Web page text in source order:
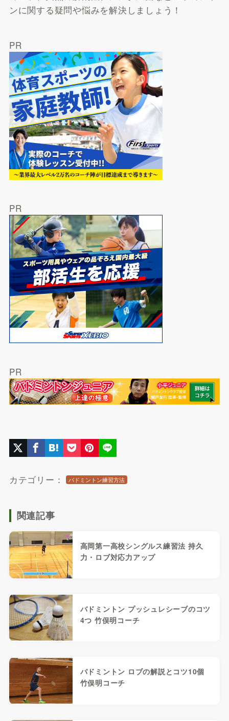
ンに関する疑問や悩みを解決しましょう！
PR
PR
PR
カテゴリー： バドミントン練習方法
関連記事
高岡第一高校シングルス練習法 持久
力・ロブ対応力アップ
バドミントン プッシュレシーブのコツ
4つ 竹俣明コーチ
バドミントン ロブの解説とコツ10個
竹俣明コーチ